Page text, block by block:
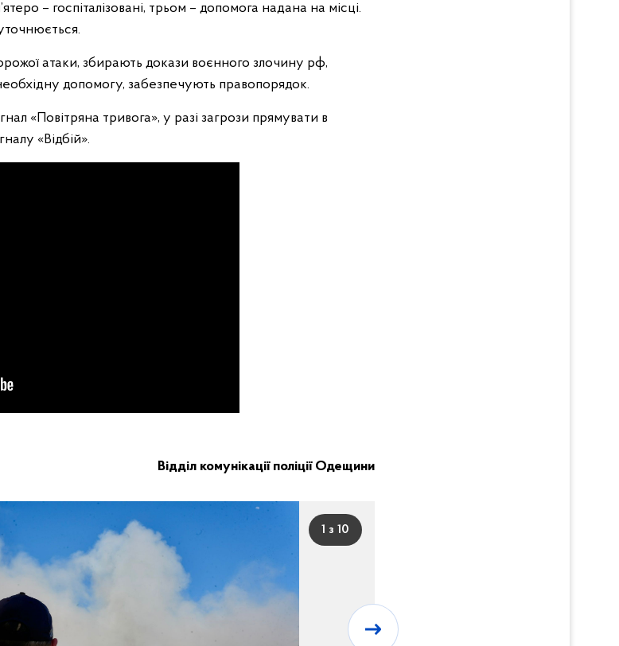
– госпіталізовані, трьом – допомога надана на місці.
атаки, збирають докази воєнного злочину рф,
допомогу, забезпечують правопорядок.
«Повітряна тривога», у разі загрози прямувати в
«Відбій».
Відділ комунікації поліції Одещини
1 з 10